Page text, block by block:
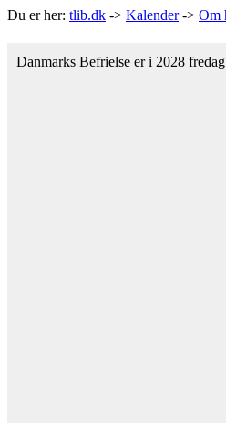
Du er her: tlib.dk -> Kalender-> Om
Danmarks Befrielse er i 2028